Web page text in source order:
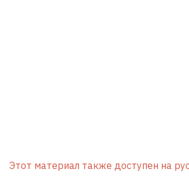
Этот материал также доступен на